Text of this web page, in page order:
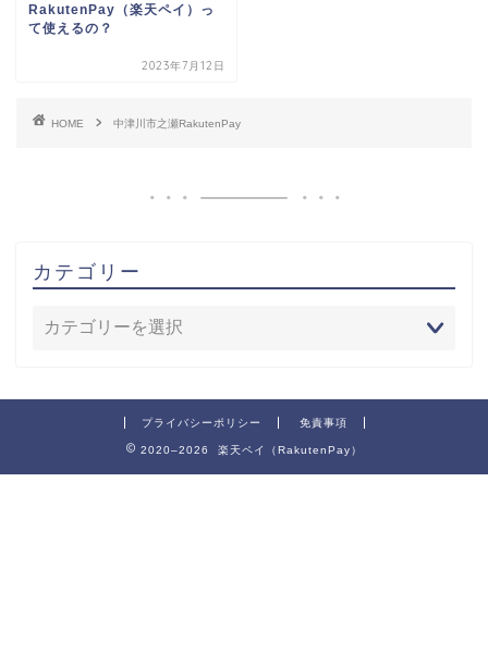
RakutenPay（楽天ペイ）っ
て使えるの？
2023年7月12日
HOME 中津川市之瀬RakutenPay
カテゴリー
プライバシーポリシー 免責事項
2020–2026 楽天ペイ（RakutenPay）